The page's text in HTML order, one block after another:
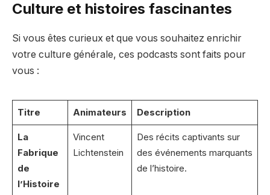
Culture et histoires fascinantes
Si vous êtes curieux et que vous souhaitez enrichir
votre culture générale, ces podcasts sont faits pour
vous :
Titre Animateurs Description
La
Fabrique
de
l’Histoire
Vincent
Lichtenstein
Des récits captivants sur
des événements marquants
de l’histoire.